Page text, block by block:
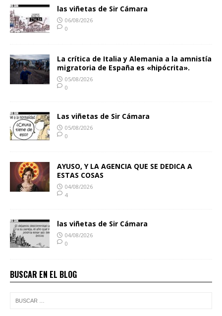
las viñetas de Sir Cámara
06/08/2026
0
La crítica de Italia y Alemania a la amnistía
migratoria de España es «hipócrita».
05/08/2026
0
Las viñetas de Sir Cámara
05/08/2026
0
AYUSO, Y LA AGENCIA QUE SE DEDICA A
ESTAS COSAS
04/08/2026
4
las viñetas de Sir Cámara
04/08/2026
0
BUSCAR EN EL BLOG